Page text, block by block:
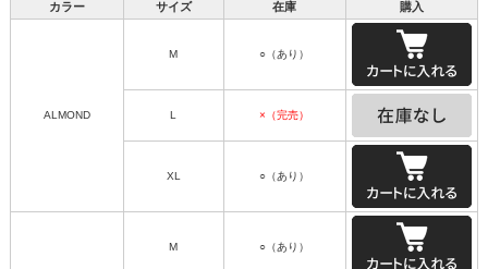
カラー サイズ 在庫 購入
ALMOND
M ○（あり）
L ×（完売）
XL ○（あり）
M ○（あり）